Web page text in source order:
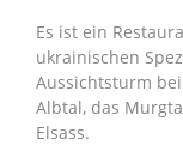
Es ist ein
ukrainischen
Aussichtsturm
Albtal, das
Elsass.